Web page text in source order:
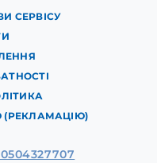
СЕРВІСУ
(РЕКЛАМАЦІЮ)